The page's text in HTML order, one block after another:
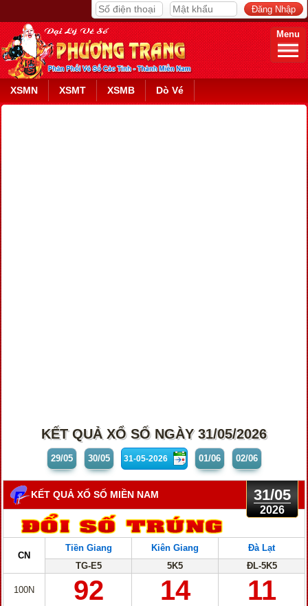
Menu
XSMN XSMT XSMB Dò Vé
KẾT QUẢ XỔ SỐ NGÀY 31/05/2026
29/05 30/05 01/06 02/06
KẾT QUẢ XỔ SỐ MIỀN NAM 31/05
2026
CN
100N
Tiền Giang
TG-E5
92
Kiên Giang
5K5
14
Đà Lạt
ĐL-5K5
11